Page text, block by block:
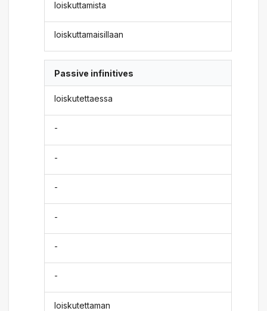
loiskuttamista
loiskuttamaisillaan
Passive infinitives
loiskutettaessa
-
-
-
-
-
-
loiskutettaman